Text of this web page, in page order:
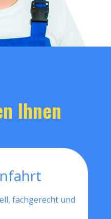
Ihnen
fachgerecht und